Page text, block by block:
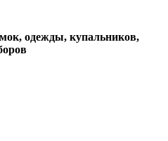
одежды, купальников,